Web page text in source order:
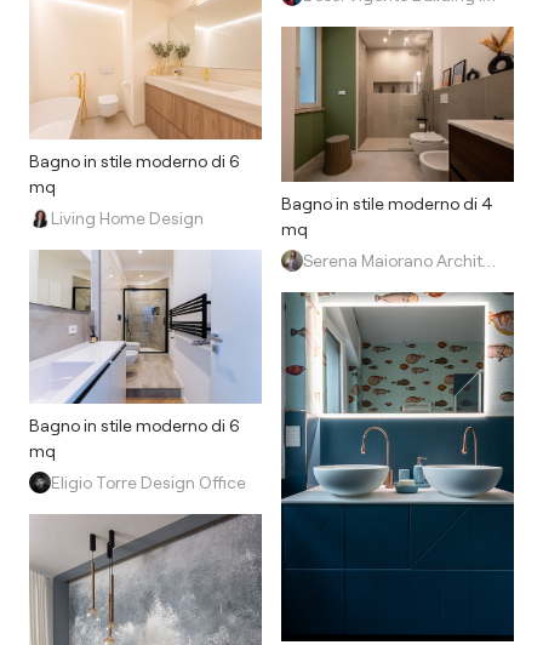
Bagno in stile moderno di 6
mq
Living Home Design
Bagno in stile moderno di 6
mq
Eligio Torre Design Office
Bagno in stile moderno di 4
mq